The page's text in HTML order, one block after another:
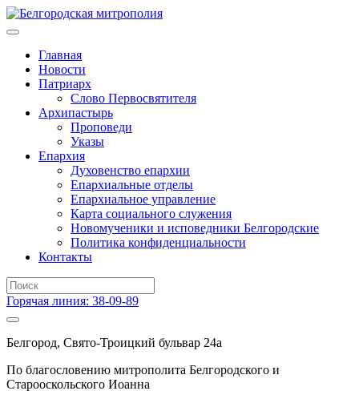
Главная
Новости
Патриарх
Слово Первосвятителя
Архипастырь
Проповеди
Указы
Епархия
Духовенство епархии
Епархиальные отделы
Епархиальное управление
Карта социального служения
Новомученики и исповедники Белгородские
Политика конфиденциальности
Контакты
Горячая линия: 38-09-89
Белгород, Свято-Троицкий бульвар 24а
По благословению митрополита Белгородского и
Старооскольского Иоанна